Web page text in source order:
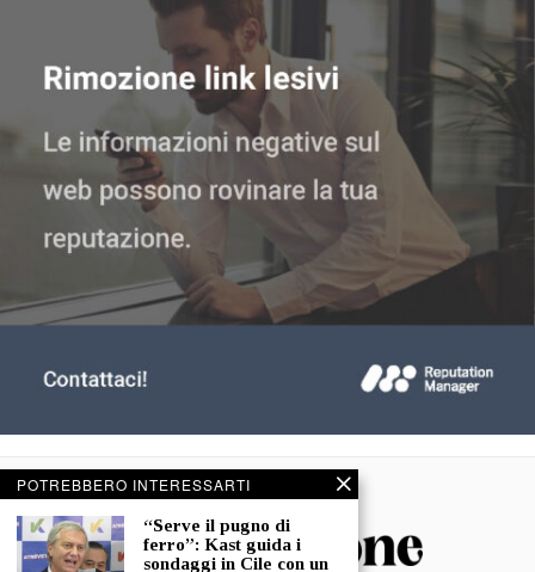
POTREBBERO INTERESSARTI
“Serve il pugno di
ferro”: Kast guida i
sondaggi in Cile con un